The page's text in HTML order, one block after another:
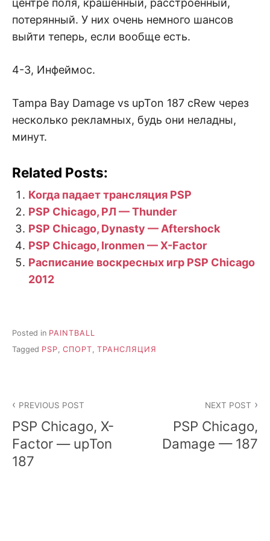
центре поля, крашенный, расстроенный,
потерянный. У них очень немного шансов
выйти теперь, если вообще есть.
4-3, Инфеймос.
Tampa Bay Damage vs upTon 187 cRew через
несколько рекламных, будь они неладны,
минут.
Related Posts:
Когда падает трансляция PSP
PSP Chicago, РЛ — Thunder
PSP Chicago, Dynasty — Aftershock
PSP Chicago, Ironmen — X-Factor
Расписание воскресных игр PSP Chicago
2012
Posted in PAINTBALL
Tagged PSP СПОРТ ТРАНСЛЯЦИЯ
navigation
PREVIOUS POST
PSP Chicago, X-
Factor — upTon
187
NEXT POST
PSP Chicago,
Damage — 187